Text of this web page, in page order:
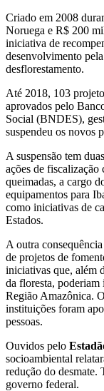
Criado em 2008
Noruega e R$ 200
iniciativa de
desenvolvimento
desflorestamento.
Até 2018, 103
aprovados pelo
Social (BNDES),
suspendeu os novos
A suspensão tem
ações de fiscalização
queimadas, a cargo
equipamentos para
como iniciativas de
Estados.
A outra
de projetos de
iniciativas que, além
da floresta,
Região Amazônica.
instituições foram
pessoas.
Ouvidos pelo
socioambiental
redução do desmate.
governo federal.